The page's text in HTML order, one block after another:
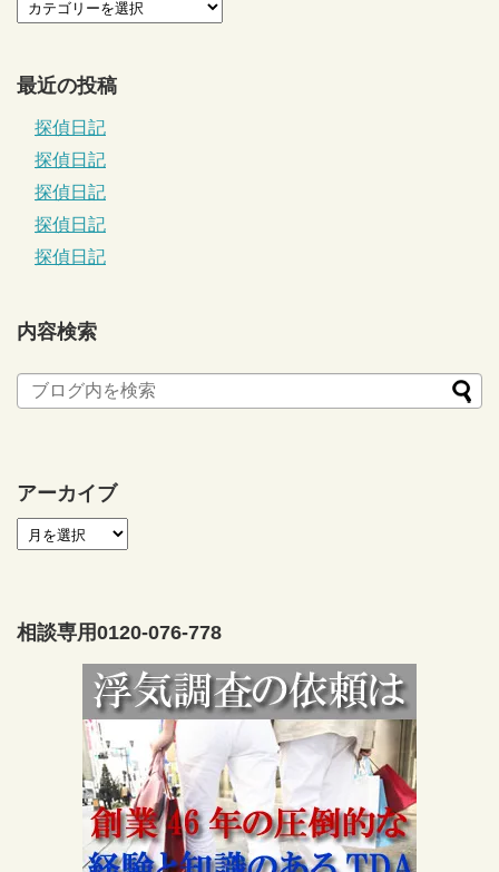
最近の投稿
探偵日記
探偵日記
探偵日記
探偵日記
探偵日記
内容検索
アーカイブ
相談専用0120-076-778